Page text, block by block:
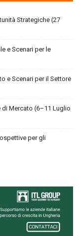
Strategiche (27
e Scenari per le
e Scenari per il Settore
di Mercato (6–11 Luglio
per gli